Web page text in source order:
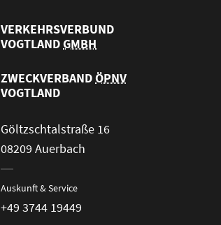
VERKEHRSVERBUND
VOGTLANDGMBH
ZWECKVERBANDÖPNV
VOGTLAND
Göltzschtalstraße 16
08209 Auerbach
Auskunft & Service
+49 3744 19449